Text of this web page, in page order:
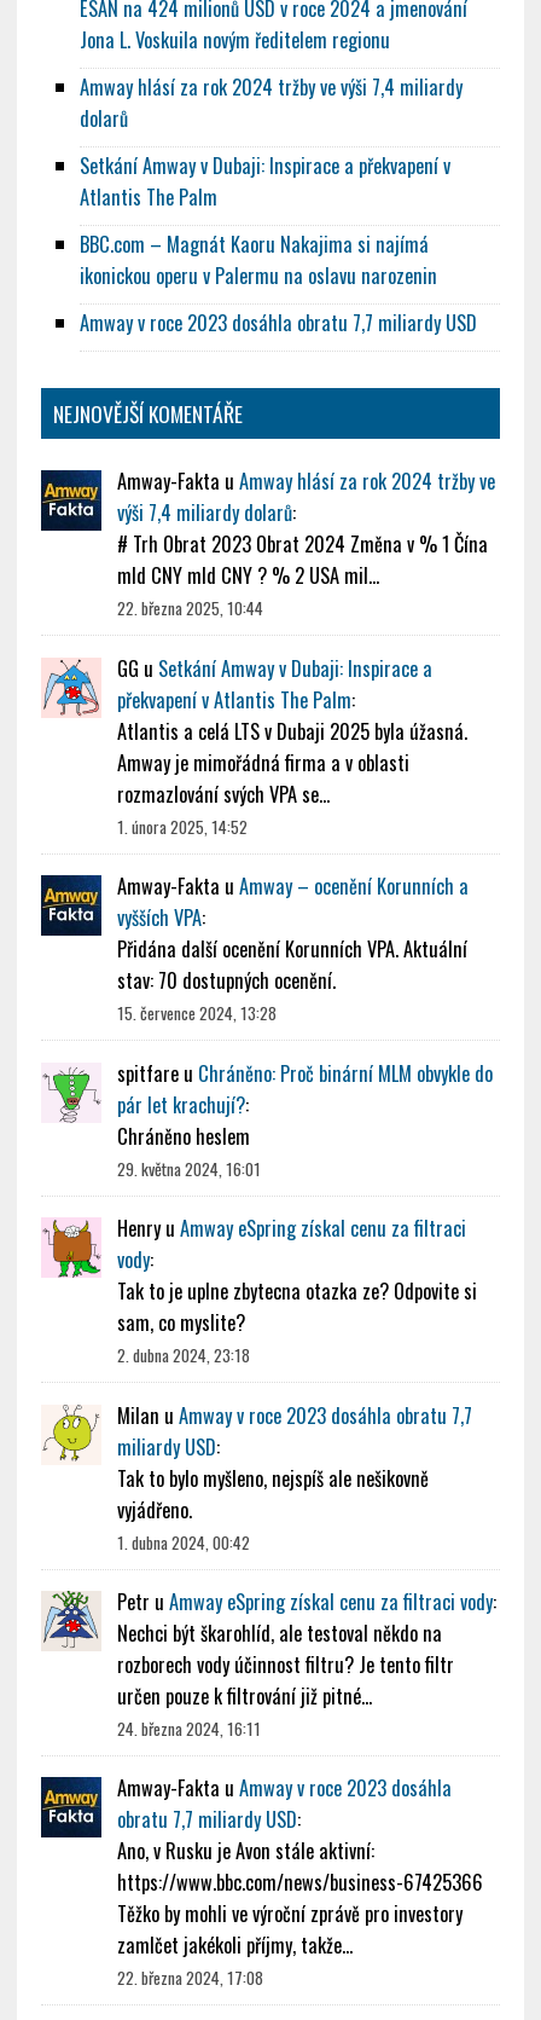
ESAN na 424 milionů USD v roce 2024 a jmenování
Jona L. Voskuila novým ředitelem regionu
Amway hlásí za rok 2024 tržby ve výši 7,4 miliardy
dolarů
Setkání Amway v Dubaji: Inspirace a překvapení v
Atlantis The Palm
BBC.com – Magnát Kaoru Nakajima si najímá
ikonickou operu v Palermu na oslavu narozenin
Amway v roce 2023 dosáhla obratu 7,7 miliardy USD
NEJNOVĚJŠÍ KOMENTÁŘE
Amway-Fakta u Amway hlásí za rok 2024 tržby ve
výši 7,4 miliardy dolarů:
# Trh Obrat 2023 Obrat 2024 Změna v % 1 Čína
mld CNY mld CNY ? % 2 USA mil…
22. března 2025, 10:44
GG u Setkání Amway v Dubaji: Inspirace a
překvapení v Atlantis The Palm:
Atlantis a celá LTS v Dubaji 2025 byla úžasná.
Amway je mimořádná firma a v oblasti
rozmazlování svých VPA se…
1. února 2025, 14:52
Amway-Fakta u Amway – ocenění Korunních a
vyšších VPA:
Přidána další ocenění Korunních VPA. Aktuální
stav: 70 dostupných ocenění.
15. července 2024, 13:28
spitfareu Chráněno: Proč binární MLM obvykle do
pár let krachují?:
Chráněno heslem
29. května 2024, 16:01
Henryu Amway eSpring získal cenu za filtraci
vody:
Tak to je uplne zbytecna otazka ze? Odpovite si
sam, co myslite?
2. dubna 2024, 23:18
Milan u Amway v roce 2023 dosáhla obratu 7,7
miliardy USD:
Tak to bylo myšleno, nejspíš ale nešikovně
vyjádřeno.
1. dubna 2024, 00:42
Petr u Amway eSpring získal cenu za filtraci vody:
Nechci být škarohlíd, ale testoval někdo na
rozborech vody účinnost filtru? Je tento filtr
určen pouze k filtrování již pitné…
24. března 2024, 16:11
Amway-Fakta u Amway v roce 2023 dosáhla
obratu 7,7 miliardy USD:
Ano, v Rusku je Avon stále aktivní:
https://www.bbc.com/news/business-67425366
Těžko by mohli ve výroční zprávě pro investory
zamlčet jakékoli příjmy, takže…
22. března 2024, 17:08